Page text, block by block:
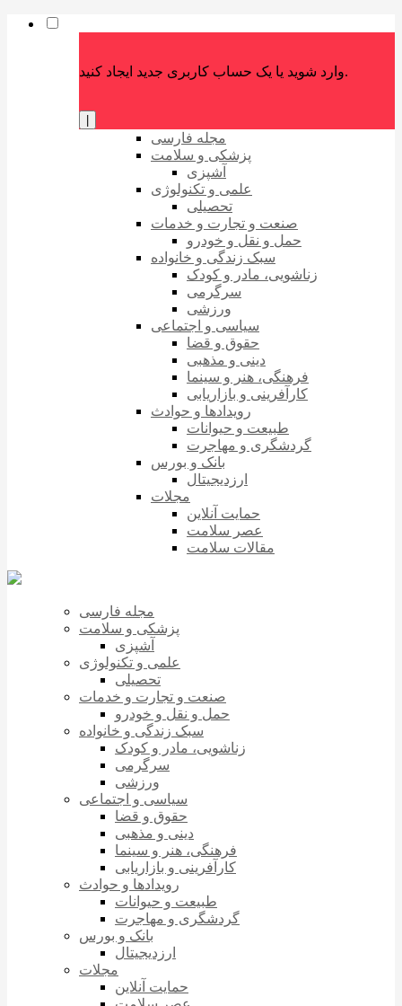
وارد شوید یا یک حساب کاربری جدید ایجاد کنید.
مجله فارسی
پزشکی و سلامت
آشپزی
علمی و تکنولوژی
تحصیلی
صنعت و تجارت و خدمات
حمل و نقل و خودرو
سبک زندگی و خانواده
زناشویی، مادر و کودک
سرگرمی
ورزشی
سیاسی و اجتماعی
حقوق و قضا
دینی و مذهبی
فرهنگی، هنر و سینما
کارآفرینی و بازاریابی
رویدادها و حوادث
طبیعت و حیوانات
گردشگری و مهاجرت
بانک و بورس
ارزدیجیتال
مجلات
حمایت آنلاین
عصر سلامت
مقالات سلامت
مجله فارسی
پزشکی و سلامت
آشپزی
علمی و تکنولوژی
تحصیلی
صنعت و تجارت و خدمات
حمل و نقل و خودرو
سبک زندگی و خانواده
زناشویی، مادر و کودک
سرگرمی
ورزشی
سیاسی و اجتماعی
حقوق و قضا
دینی و مذهبی
فرهنگی، هنر و سینما
کارآفرینی و بازاریابی
رویدادها و حوادث
طبیعت و حیوانات
گردشگری و مهاجرت
بانک و بورس
ارزدیجیتال
مجلات
حمایت آنلاین